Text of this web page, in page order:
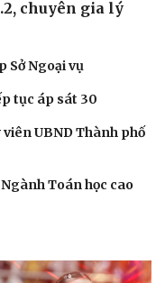
chuyên gia lý
Sở Ngoại vụ
tục áp sát 30
UBND Thành phố
Toán học cao